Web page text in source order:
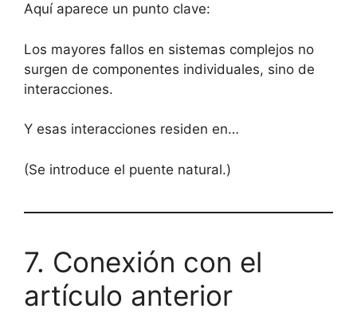
Aquí aparece un punto clave:
Los mayores fallos en sistemas complejos no
surgen de componentes individuales, sino de
interacciones.
Y esas interacciones residen en…
(Se introduce el puente natural.)
7. Conexión con el
artículo anterior